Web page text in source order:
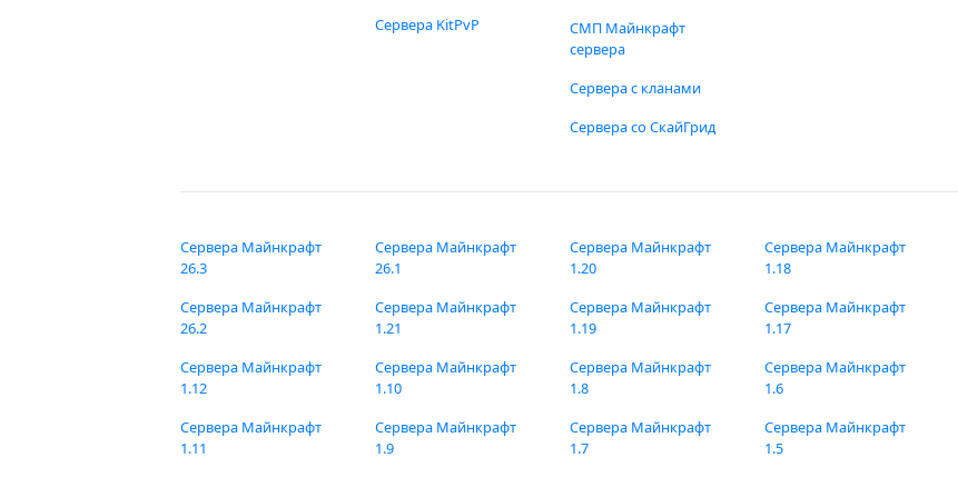
Сервера KitPvP
СМП Майнкрафт
сервера
Сервера с кланами
Сервера со СкайГрид
Сервера Майнкрафт
26.3
Сервера Майнкрафт
26.2
Сервера Майнкрафт
26.1
Сервера Майнкрафт
1.21
Сервера Майнкрафт
1.20
Сервера Майнкрафт
1.19
Сервера Майнкрафт
1.18
Сервера Майнкрафт
1.17
Сервера Майнкрафт
1.12
Сервера Майнкрафт
1.11
Сервера Майнкрафт
1.10
Сервера Майнкрафт
1.9
Сервера Майнкрафт
1.8
Сервера Майнкрафт
1.7
Сервера Майнкрафт
1.6
Сервера Майнкрафт
1.5